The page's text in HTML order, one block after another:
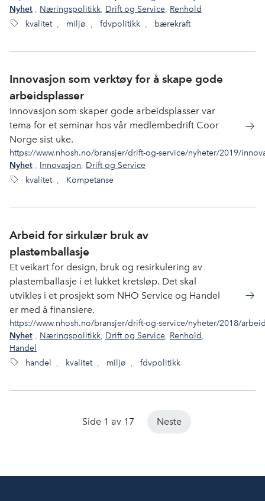
Nyhet , Næringspolitikk, Drift og Service, Renhold
kvalitet , miljø , fdvpolitikk , bærekraft
Innovasjon som verktøy for å skape gode
arbeidsplasser
Innovasjon som skaper gode arbeidsplasser var
tema for et seminar hos vår medlembedrift Coor
Norge sist uke.
https://www.nhosh.no/bransjer/drift-og-service/nyheter/2019/
Nyhet , Innovasjon, Drift og Service
kvalitet , Kompetanse
Arbeid for sirkulær bruk av
plastemballasje
Et veikart for design, bruk og resirkulering av
plastemballasje i et lukket kretsløp. Det skal
utvikles i et prosjekt som NHO Service og Handel
er med å finansiere.
https://www.nhosh.no/bransjer/drift-og-service/nyheter/2018/
Nyhet , Næringspolitikk, Drift og Service, Renhold,
Handel
handel , kvalitet , miljø , fdvpolitikk
Side 1 av 17 Neste